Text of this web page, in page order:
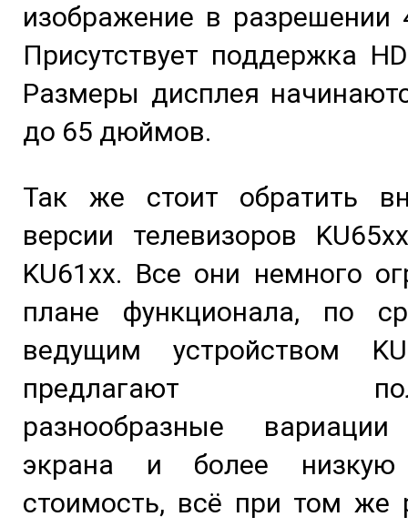
изображение в разрешении
Присутствует поддержка
Размеры дисплея
до 65 дюймов.
Так же стоит обратить
версии телевизоров
KU61xx. Все они немного
плане функционала, по
ведущим устройством
предлагают
разнообразные вариации
экрана и более низкую
стоимость, всё при том же